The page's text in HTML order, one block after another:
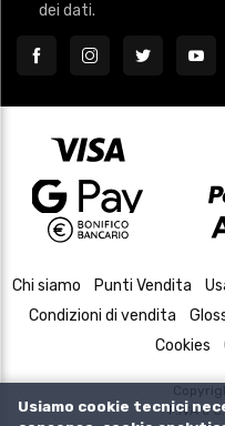
dei dati.
Chi siamo Punti Vendita
Condizioni di vendita
Cookies
P.IVA e
Usiamo cookie tecnici